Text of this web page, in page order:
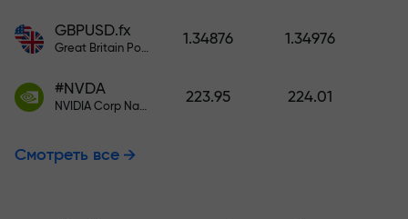
GBPUSD.fx
Great Britain Pound vs US Dollar
1.34876 1.34976
#NVDA
NVIDIA Corp Nasdaq Stock Exchange (Nasdaq) USD
223.95 224.01
Смотреть все